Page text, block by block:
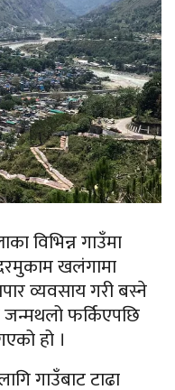
विभिन्न गाउँमा
खलंगामा
व्यवसाय गरी बस्ने
फर्किएपछि
हो ।
गाउँबाट टाढा